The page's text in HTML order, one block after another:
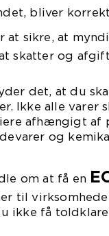
bliver
at sikre, at
skatter og
det, at du
Ikke alle varer
afhængigt
og
om at få en
til
ikke få